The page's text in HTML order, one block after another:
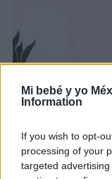
Mi bebé y yo
Information
If you wish to opt-
processing of your
targeted